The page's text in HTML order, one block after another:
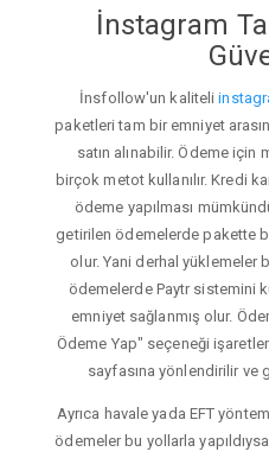
İnstagram
İnsfollow'un kaliteli
paketleri tam bir emniyet
satın alınabilir. Ödeme
birçok metot kullanılır. Kredi
ödeme yapılması
getirilen ödemelerde pakette
olur. Yani derhal yüklemeler
ödemelerde Paytr sistemini
emniyet sağlanmış olur.
Ödeme Yap" seçeneği
sayfasına yönlendirilir ve
Ayrıca havale yada EFT
ödemeler bu yollarla